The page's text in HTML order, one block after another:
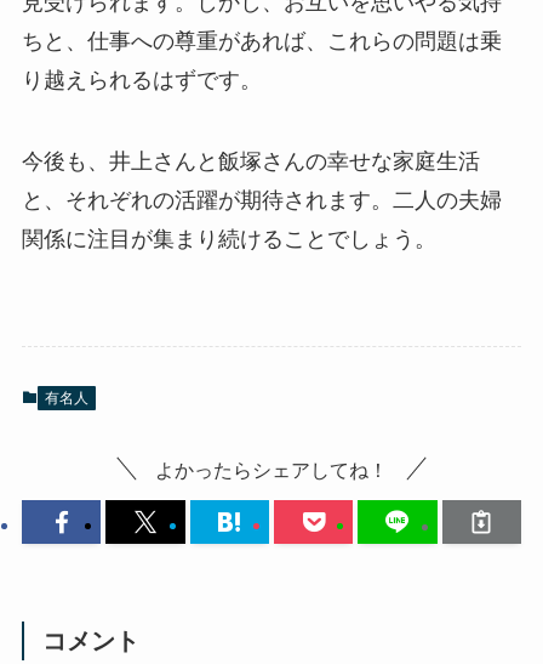
ちと、仕事への尊重があれば、これらの問題は乗
り越えられるはずです。
今後も、井上さんと飯塚さんの幸せな家庭生活
と、それぞれの活躍が期待されます。二人の夫婦
関係に注目が集まり続けることでしょう。
有名人
よかったらシェアしてね！
コメント